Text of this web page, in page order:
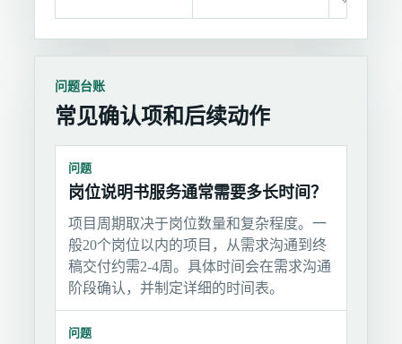
问题台账
常见确认项和后续动作
问题
岗位说明书服务通常需要多长时间？
项目周期取决于岗位数量和复杂程度。一
般20个岗位以内的项目，从需求沟通到终
稿交付约需2-4周。具体时间会在需求沟通
阶段确认，并制定详细的时间表。
问题